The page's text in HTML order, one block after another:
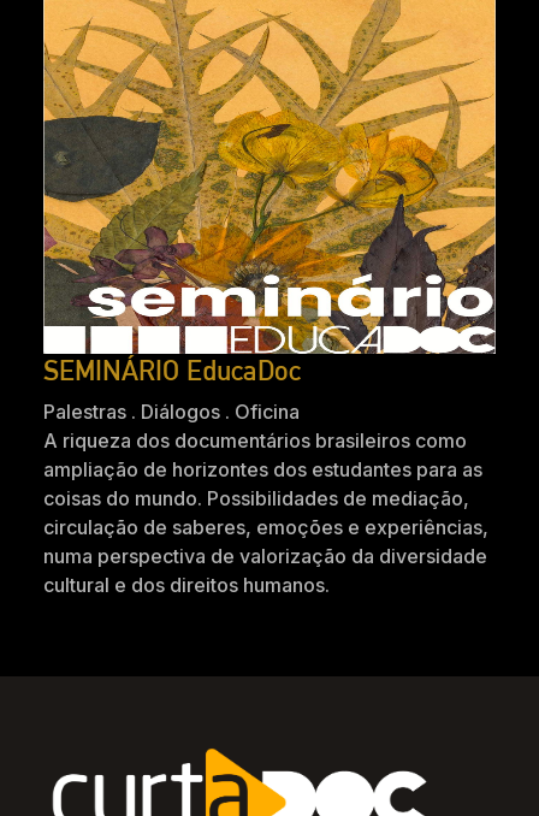
SEMINÁRIO EducaDoc
Palestras . Diálogos . Oficina
A riqueza dos documentários brasileiros como
ampliação de horizontes dos estudantes para as
coisas do mundo. Possibilidades de mediação,
circulação de saberes, emoções e experiências,
numa perspectiva de valorização da diversidade
cultural e dos direitos humanos.